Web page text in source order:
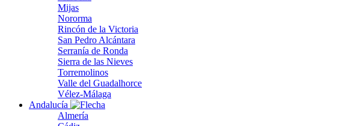
Mijas
Nororma
Rincón de la Victoria
San Pedro Alcántara
Serranía de Ronda
Sierra de las Nieves
Torremolinos
Valle del Guadalhorce
Vélez-Málaga
Andalucía
Almería